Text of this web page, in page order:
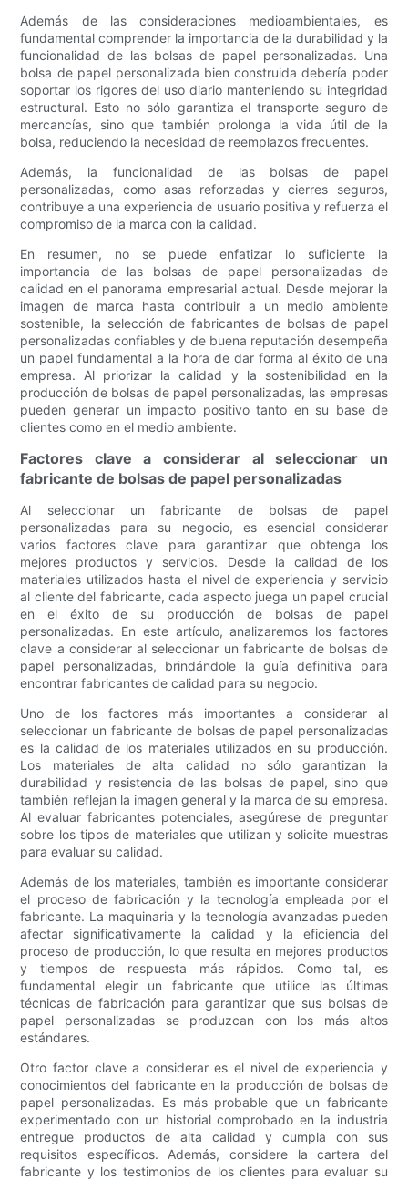
Además de las consideraciones medioambientales, es
fundamental comprender la importancia de la durabilidad y la
funcionalidad de las bolsas de papel personalizadas. Una
bolsa de papel personalizada bien construida debería poder
soportar los rigores del uso diario manteniendo su integridad
estructural. Esto no sólo garantiza el transporte seguro de
mercancías, sino que también prolonga la vida útil de la
bolsa, reduciendo la necesidad de reemplazos frecuentes.
Además, la funcionalidad de las bolsas de papel
personalizadas, como asas reforzadas y cierres seguros,
contribuye a una experiencia de usuario positiva y refuerza el
compromiso de la marca con la calidad.
En resumen, no se puede enfatizar lo suficiente la
importancia de las bolsas de papel personalizadas de
calidad en el panorama empresarial actual. Desde mejorar la
imagen de marca hasta contribuir a un medio ambiente
sostenible, la selección de fabricantes de bolsas de papel
personalizadas confiables y de buena reputación desempeña
un papel fundamental a la hora de dar forma al éxito de una
empresa. Al priorizar la calidad y la sostenibilidad en la
producción de bolsas de papel personalizadas, las empresas
pueden generar un impacto positivo tanto en su base de
clientes como en el medio ambiente.
Factores clave a considerar al seleccionar un
fabricante de bolsas de papel personalizadas
Al seleccionar un fabricante de bolsas de papel
personalizadas para su negocio, es esencial considerar
varios factores clave para garantizar que obtenga los
mejores productos y servicios. Desde la calidad de los
materiales utilizados hasta el nivel de experiencia y servicio
al cliente del fabricante, cada aspecto juega un papel crucial
en el éxito de su producción de bolsas de papel
personalizadas. En este artículo, analizaremos los factores
clave a considerar al seleccionar un fabricante de bolsas de
papel personalizadas, brindándole la guía definitiva para
encontrar fabricantes de calidad para su negocio.
Uno de los factores más importantes a considerar al
seleccionar un fabricante de bolsas de papel personalizadas
es la calidad de los materiales utilizados en su producción.
Los materiales de alta calidad no sólo garantizan la
durabilidad y resistencia de las bolsas de papel, sino que
también reflejan la imagen general y la marca de su empresa.
Al evaluar fabricantes potenciales, asegúrese de preguntar
sobre los tipos de materiales que utilizan y solicite muestras
para evaluar su calidad.
Además de los materiales, también es importante considerar
el proceso de fabricación y la tecnología empleada por el
fabricante. La maquinaria y la tecnología avanzadas pueden
afectar significativamente la calidad y la eficiencia del
proceso de producción, lo que resulta en mejores productos
y tiempos de respuesta más rápidos. Como tal, es
fundamental elegir un fabricante que utilice las últimas
técnicas de fabricación para garantizar que sus bolsas de
papel personalizadas se produzcan con los más altos
estándares.
Otro factor clave a considerar es el nivel de experiencia y
conocimientos del fabricante en la producción de bolsas de
papel personalizadas. Es más probable que un fabricante
experimentado con un historial comprobado en la industria
entregue productos de alta calidad y cumpla con sus
requisitos específicos. Además, considere la cartera del
fabricante y los testimonios de los clientes para evaluar su